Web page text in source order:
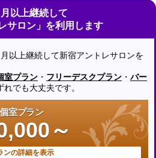
以上継続して
サロン」を利用します
以上継続して新宿アントレサロンを
室プラン ・ フリーデスクプラン ・ バー
れでも大丈夫です。
個室プラン
～
ンの詳細を表示